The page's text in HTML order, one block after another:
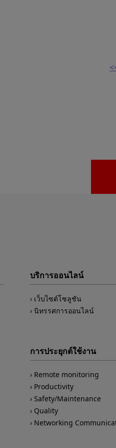
บริการออนไลน์
เว็บไซต์โซลูชัน
นิทรรศการออนไลน์
การประยุกต์ใช้งาน
Remote monitoring
Productivity
Safety/Maintenance
Quality
Networking